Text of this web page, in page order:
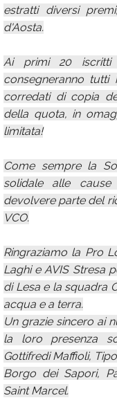
estratti diversi
d'Aosta.
Ai primi 20
consegneranno
corredati di copia
della quota, in
limitata!
Come sempre la
solidale alle
devolvere parte del
VCO.
Ringraziamo la Pro
Laghi e AVIS Stresa
di Lesa e la squadra
acqua e a terra.
Un grazie sincero ai
la loro presenza
Gottifredi Maffioli,
Borgo dei Sapori,
Saint Marcel.